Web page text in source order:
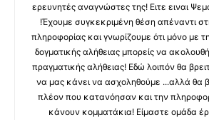
ερευνητές αναγνώστες της! Ειτε ειναι
!Έχουμε συγκεκριμένη θέση απέναντι
πληροφορίας και γνωρίζουμε ότι μόνο με
δογματικής αλήθειας μπορείς να
πραγματικής αλήθειας! Εδώ λοιπόν θα
να μας κάνει να ασχοληθούμε ...αλλά θα
πλέον που κατανόησαν και την
κάνουν κομματάκια! Είμαστε ομάδα